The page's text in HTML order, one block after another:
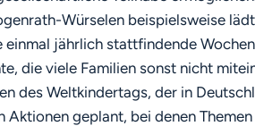
Würselen beispielsweise
jährlich stattfindende
die viele Familien sonst nicht
des Weltkindertags, der in
geplant, bei denen